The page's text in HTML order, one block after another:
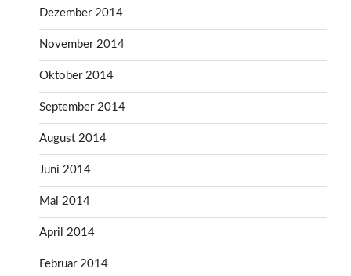
Dezember 2014
November 2014
Oktober 2014
September 2014
August 2014
Juni 2014
Mai 2014
April 2014
Februar 2014